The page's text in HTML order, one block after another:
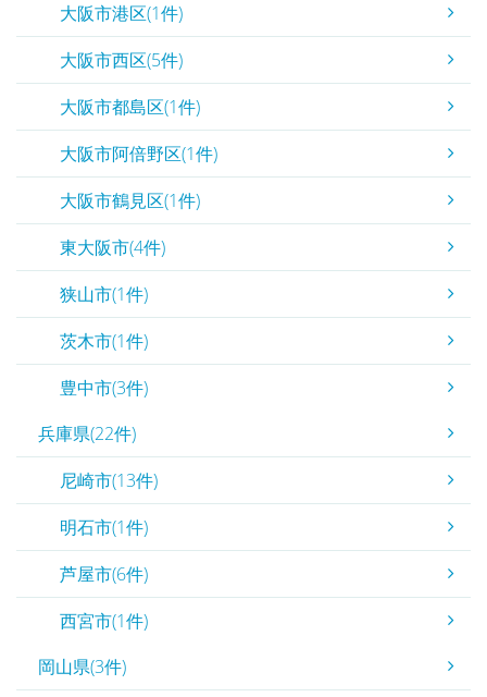
大阪市港区(1件)
大阪市西区(5件)
大阪市都島区(1件)
大阪市阿倍野区(1件)
大阪市鶴見区(1件)
東大阪市(4件)
狭山市(1件)
茨木市(1件)
豊中市(3件)
兵庫県(22件)
尼崎市(13件)
明石市(1件)
芦屋市(6件)
西宮市(1件)
岡山県(3件)